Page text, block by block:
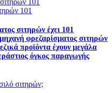
101
σιτηρών έχει 101
φρεζαρίσματος σιτηρών
προϊόντα έχουν μεγάλα
όγκος παραγωγής
σιτηρών;